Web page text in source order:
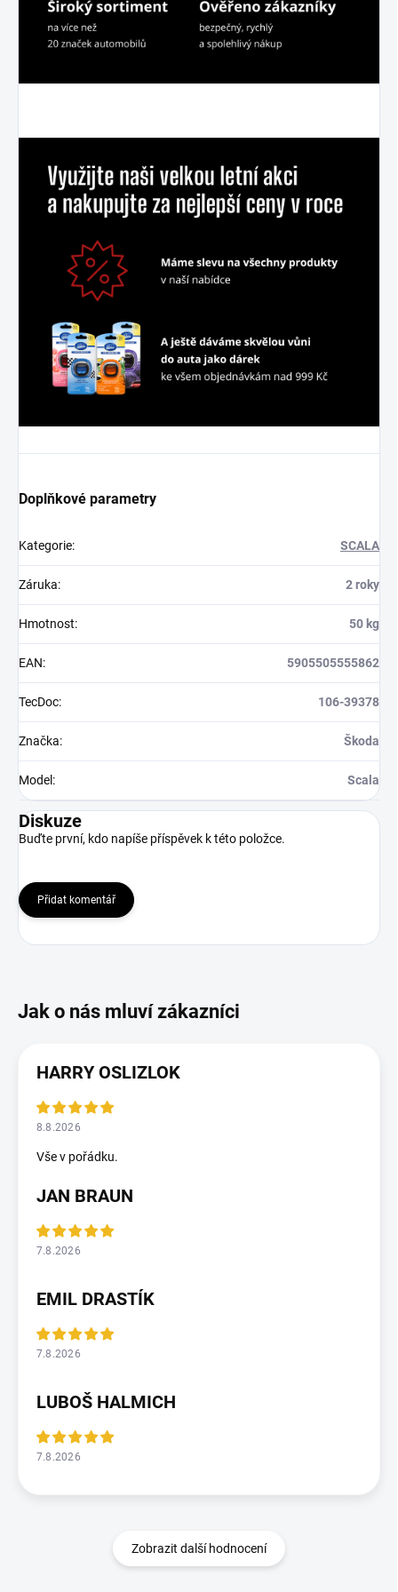
Doplňkové parametry
Kategorie: SCALA
Záruka: 2 roky
Hmotnost: 50 kg
EAN: 5905505555862
TecDoc: 106-39378
Značka: Škoda
Model : Scala
Diskuze
Buďte první, kdo napíše příspěvek k této položce.
Přidat komentář
HARRY OSLIZLOK
8.8.2026
Vše v pořádku.
JAN BRAUN
7.8.2026
EMIL DRASTÍK
7.8.2026
LUBOŠ HALMICH
7.8.2026
Zobrazit další hodnocení